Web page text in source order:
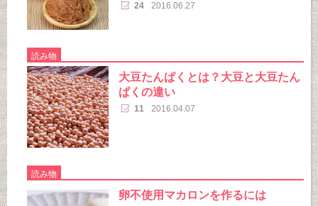
24 2016.06.27
読み物
大豆たんぱくとは？大豆と大豆たん
ぱくの違い
11 2016.04.07
読み物
卵不使用マカロンを作るには